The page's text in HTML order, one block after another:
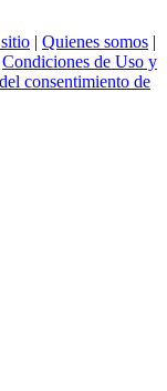
| Quienes somos |
Condiciones de Uso y
consentimiento de